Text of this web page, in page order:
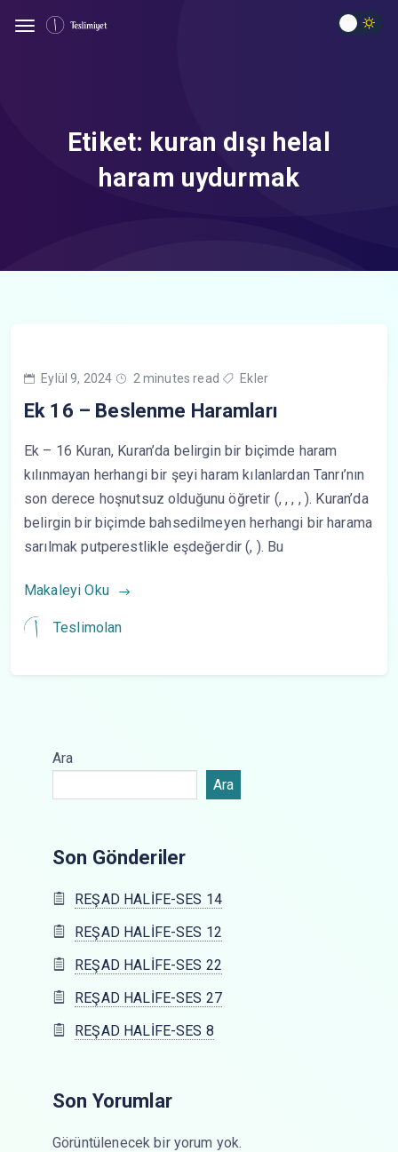
Etiket: kuran dışı helal
haram uydurmak
Eylül 9, 2024 2 minutes read Ekler
Ek 16 – Beslenme Haramları
Ek – 16 Kuran, Kuran’da belirgin bir biçimde haram
kılınmayan herhangi bir şeyi haram kılanlardan Tanrı’nın
son derece hoşnutsuz olduğunu öğretir (, , , , ). Kuran’da
belirgin bir biçimde bahsedilmeyen herhangi bir harama
sarılmak putperestlikle eşdeğerdir (, ). Bu
Makaleyi Oku
Teslimolan
Ara
Ara
Son Gönderiler
REŞAD HALİFE-SES 14
REŞAD HALİFE-SES 12
REŞAD HALİFE-SES 22
REŞAD HALİFE-SES 27
REŞAD HALİFE-SES 8
Son Yorumlar
Görüntülenecek bir yorum yok.